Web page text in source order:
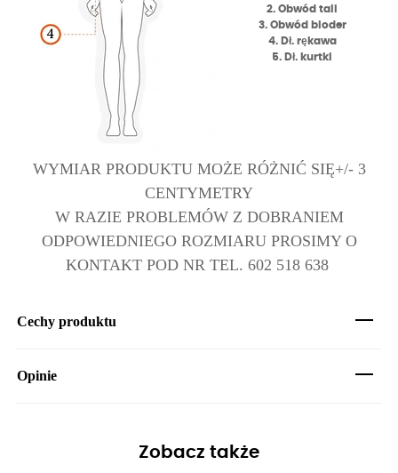
2. Obwód tali
3. Obwód bioder
4. Dł. rękawa
5. Dł. kurtki
WYMIAR PRODUKTU MOŻE RÓŻNIĆ SIĘ+/- 3
CENTYMETRY
W RAZIE PROBLEMÓW Z DOBRANIEM
ODPOWIEDNIEGO ROZMIARU PROSIMY O
KONTAKT POD NR TEL. 602 518 638
Cechy produktu
Opinie
Zobacz także